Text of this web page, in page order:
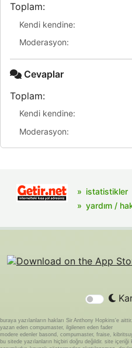
Toplam:
Kendi kendine:
Moderasyon:
Cevaplar
Toplam:
Kendi kendine:
Moderasyon:
istatistikler
yardım /
buraya yazılanların hakları Sir Anthony Hopkins'e aittir.
yazan eden compumaster, ilgilenen eden fader
modere edenler basond, compumaster, fraise,
bu sitede yazılanların hiçbiri doğru değildir. site içeriği